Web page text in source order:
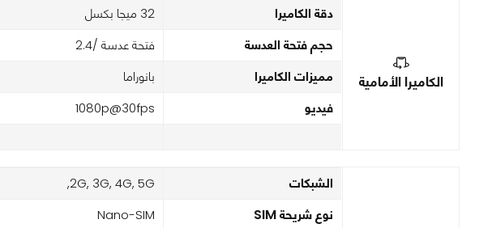
الكاميرا الأمامية
دقة الكاميرا 32 ميجا بكسل
حجم فتحة العدسة فتحة عدسة /2.4
مميزات الكاميرا بانوراما
فيديو 1080p@30fps
الشبكات 2G, 3G, 4G, 5G,
نوع شريحة SIM Nano-SIM